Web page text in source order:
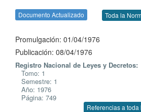
Documento Actualizado Toda la
Promulgación: 01/04/1976
Publicación: 08/04/1976
Registro Nacional de Leyes y Decretos:
Tomo: 1
Semestre: 1
Año: 1976
Página: 749
Referencias a toda